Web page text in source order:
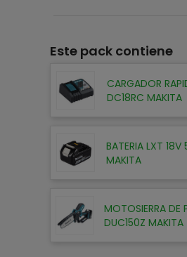
Este pack contiene
CARGADOR
DC18RC MAKITA
BATERIA LXT
MAKITA
MOTOSIERRA DE
DUC150Z MAKITA